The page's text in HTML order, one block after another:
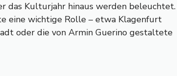
das Kulturjahr hinaus werden beleuchtet.
eine wichtige Rolle – etwa Klagenfurt
oder die von Armin Guerino gestaltete